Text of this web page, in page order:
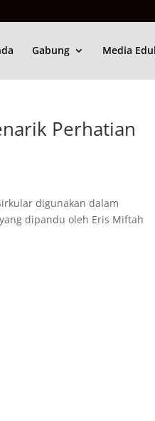
Gabung Media
Perhatian
digunakan dalam
dipandu oleh Eris Miftah